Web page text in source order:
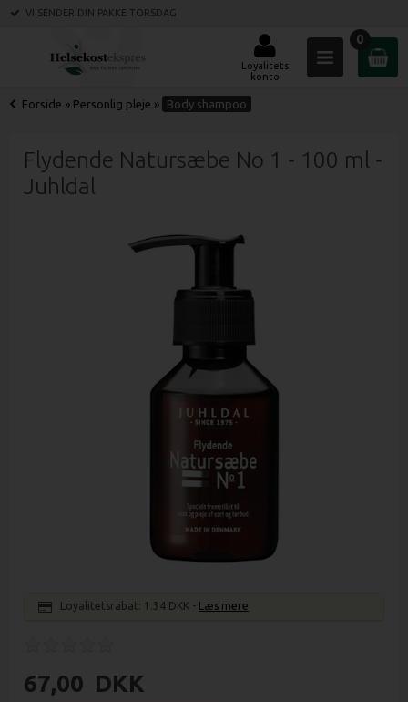
VI SENDER DIN PAKKE TORSDAG
0
Loyalitets
konto
Forside » Personlig pleje » Body shampoo
Flydende Natursæbe No 1 - 100 ml -
Juhldal
Loyalitetsrabat: 1.34 DKK - Læs mere
67,00 DKK